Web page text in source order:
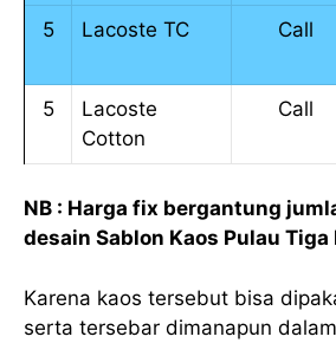
5 Lacoste TC Call
5
Lacoste
Cotton
Call
NB : Harga fix bergantung
desain Sablon Kaos Pulau Tiga
Karena kaos tersebut bisa
serta tersebar dimanapun